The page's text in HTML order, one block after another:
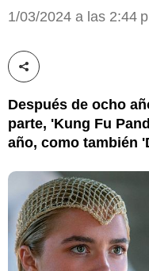
1/03/2024 a las 2:44
Compartir esta noticia
Después de ocho
parte, 'Kung Fu
año, como también